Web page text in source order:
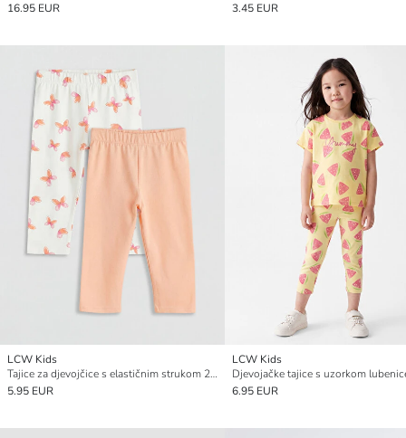
16.95 EUR
3.45 EUR
LCW Kids
Tajice za djevojčice s elastičnim strukom 2 kom
5.95 EUR
LCW Kids
Djevojačke tajice s uzorkom
6.95 EUR